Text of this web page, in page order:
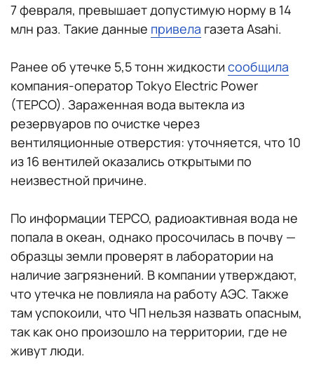
7 февраля, превышает допустимую норму в 14
млн раз. Такие данные привела газета Asahi.
Ранее об утечке 5,5 тонн жидкости сообщила
компания-оператор Tokyo Electric Power
(TEPCO). Зараженная вода вытекла из
резервуаров по очистке через
вентиляционные отверстия: уточняется, что 10
из 16 вентилей оказались открытыми по
неизвестной причине.
По информации TEPCO, радиоактивная вода не
попала в океан, однако просочилась в почву —
образцы земли проверят в лаборатории на
наличие загрязнений. В компании утверждают,
что утечка не повлияла на работу АЭС. Также
там успокоили, что ЧП нельзя назвать опасным,
так как оно произошло на территории, где не
живут люди.